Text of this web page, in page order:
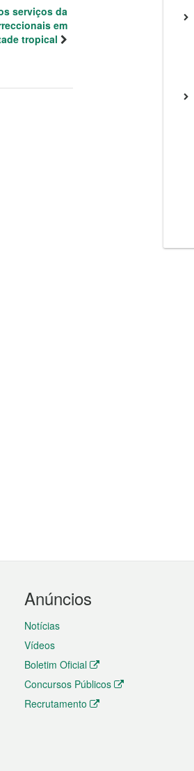
serviços da
em
tropical
Anúncios
Notícias
Vídeos
Boletim Oficial
Concursos Públicos
Recrutamento